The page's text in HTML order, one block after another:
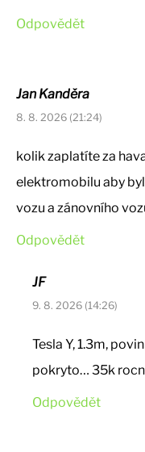
Odpovědět
Jan Kanděra
8. 8. 2026 (21:24)
kolik zaplatíte za
elektromobilu aby
vozu a zánovního
Odpovědět
JF
9. 8. 2026 (14:26)
Tesla Y, 1.3m,
pokryto… 35k
Odpovědět